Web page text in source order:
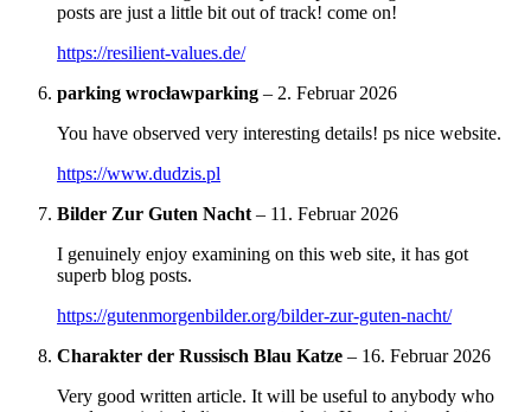
posts are just a little bit out of track! come on!
https://resilient-values.de/
parking wrocławparking – 2. Februar 2026
You have observed very interesting details! ps nice website.
https://www.dudzis.pl
Bilder Zur Guten Nacht– 11. Februar 2026
I genuinely enjoy examining on this web site, it has got
superb blog posts.
https://gutenmorgenbilder.org/bilder-zur-guten-nacht/
Charakter der Russisch Blau Katze – 16. Februar 2026
Very good written article. It will be useful to anybody who